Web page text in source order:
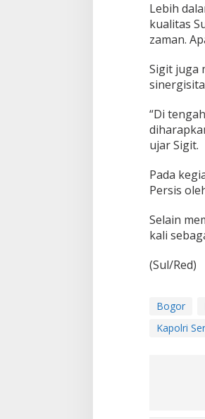
u
a
Lebih
kualitas
zaman.
Sigit juga
“Di
ujar Sigit.
Pada
Persis
Selain
kali
(Sul/Red)
Bogor
Kapolri